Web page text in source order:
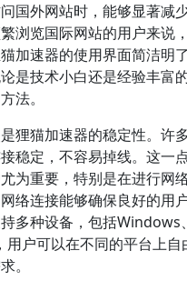
国外网站时，能够显著减
浏览国际网站的用户来说
加速器的使用界面简洁明
是技术小白还是经验丰富
法。
狸猫加速器的稳定性。许
稳定，不容易掉线。这一
为重要，特别是在进行网
络连接能够确保良好的用
多种设备，包括Windows
户可以在不同的平台上自
。